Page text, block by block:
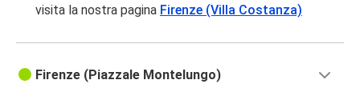
visita la nostra pagina Firenze (Villa Costanza)
Firenze (Piazzale Montelungo)